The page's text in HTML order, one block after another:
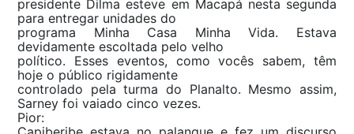
presidente Dilma esteve em Macapá nesta segunda
para entregar unidades do
programa Minha Casa Minha Vida. Estava
devidamente escoltada pelo velho
político. Esses eventos, como vocês sabem, têm
hoje o público rigidamente
controlado pela turma do Planalto. Mesmo assim,
Sarney foi vaiado cinco vezes.
Pior: